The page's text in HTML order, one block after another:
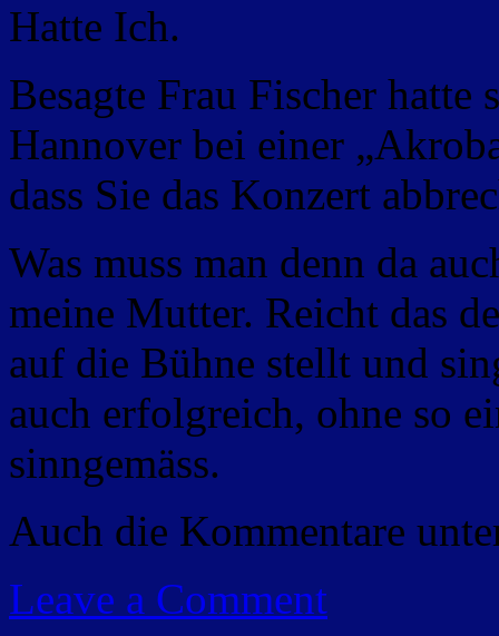
Hatte Ich.
Besagte Frau Fischer
Hannover bei einer
dass Sie das Konzert
Was muss man denn da
meine Mutter. Reicht das
auf die Bühne stellt und
auch erfolgreich, ohne so
sinngemäss.
Auch die Kommentare
Leave a Comment